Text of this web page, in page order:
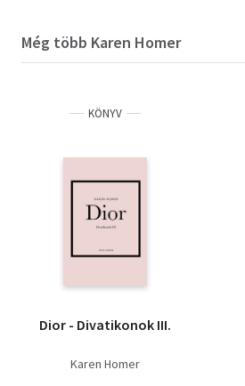
Még több Karen Homer
KÖNYV
Dior - Divatikonok III.
Karen Homer